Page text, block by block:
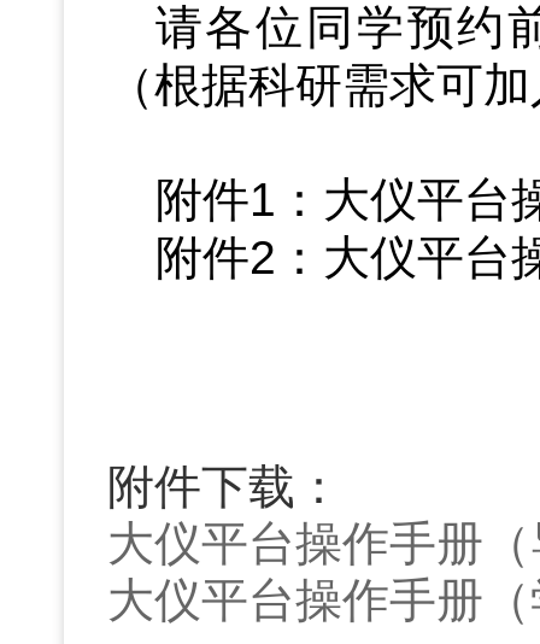
请各位同学预约
（根据科研需求可
附件1 ：大仪平台
附件2 ：大仪平台
附件下载：
大仪平台操作手册
大仪平台操作手册